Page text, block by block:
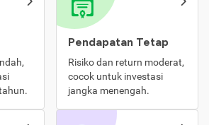
Pendapatan Tetap
Risiko dan return moderat,
cocok untuk investasi
jangka menengah.